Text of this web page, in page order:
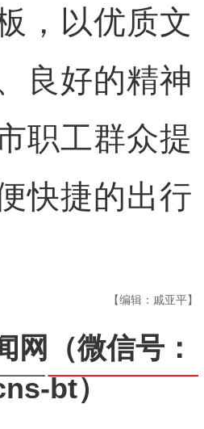
，以优质文
良好的精神
职工群众提
快捷的出行
【编辑：戚亚平】
网
（微信号：
bt）